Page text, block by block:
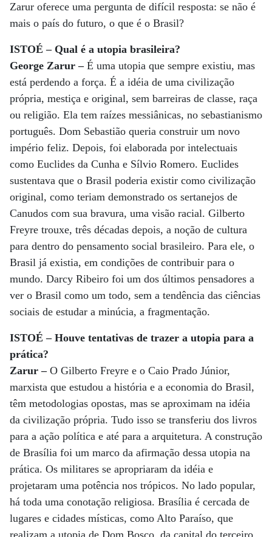
Zarur oferece uma pergunta de difícil resposta: se não é
mais o país do futuro, o que é o Brasil?
ISTOÉ – Qual é a utopia brasileira?
George Zarur –É uma utopia que sempre existiu, mas
está perdendo a força. É a idéia de uma civilização
própria, mestiça e original, sem barreiras de classe, raça
ou religião. Ela tem raízes messiânicas, no sebastianismo
português. Dom Sebastião queria construir um novo
império feliz. Depois, foi elaborada por intelectuais
como Euclides da Cunha e Sílvio Romero. Euclides
sustentava que o Brasil poderia existir como civilização
original, como teriam demonstrado os sertanejos de
Canudos com sua bravura, uma visão racial. Gilberto
Freyre trouxe, três décadas depois, a noção de cultura
para dentro do pensamento social brasileiro. Para ele, o
Brasil já existia, em condições de contribuir para o
mundo. Darcy Ribeiro foi um dos últimos pensadores a
ver o Brasil como um todo, sem a tendência das ciências
sociais de estudar a minúcia, a fragmentação.
ISTOÉ – Houve tentativas de trazer a utopia para a
prática?
Zarur –O Gilberto Freyre e o Caio Prado Júnior,
marxista que estudou a história e a economia do Brasil,
têm metodologias opostas, mas se aproximam na idéia
da civilização própria. Tudo isso se transferiu dos livros
para a ação política e até para a arquitetura. A construção
de Brasília foi um marco da afirmação dessa utopia na
prática. Os militares se apropriaram da idéia e
projetaram uma potência nos trópicos. No lado popular,
há toda uma conotação religiosa. Brasília é cercada de
lugares e cidades místicas, como Alto Paraíso, que